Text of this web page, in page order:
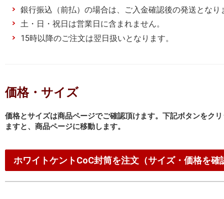
銀行振込（前払）の場合は、ご入金確認後の発送となり
土・日・祝日は営業日に含まれません。
15時以降のご注文は翌日扱いとなります。
価格・サイズ
価格とサイズは商品ページでご確認頂けます。下記ボタンをク
ますと、商品ページに移動します。
ホワイトケントCoC封筒を注文（サイズ・価格を確